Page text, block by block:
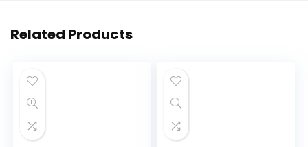
Related Products